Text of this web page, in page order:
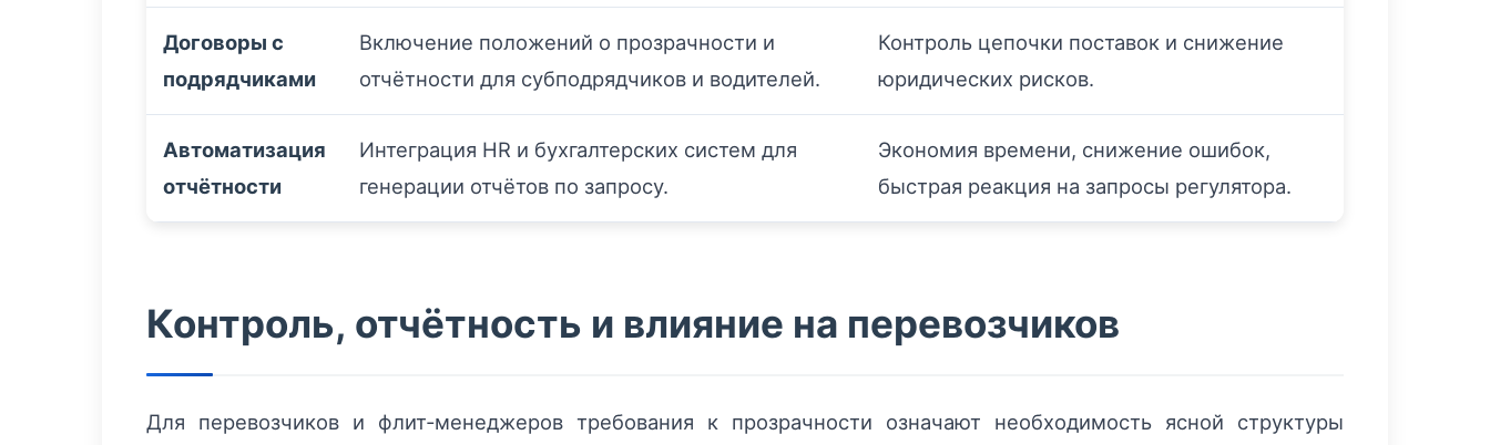
Договоры с
подрядчиками
Включение положений о прозрачности и
отчётности для субподрядчиков и водителей.
Контроль цепочки поставок и снижение
юридических рисков.
Автоматизация
отчётности
Интеграция HR и бухгалтерских систем для
генерации отчётов по запросу.
Экономия времени, снижение ошибок,
быстрая реакция на запросы регулятора.
Контроль, отчётность и влияние на перевозчиков
Для перевозчиков и флит‑менеджеров требования к прозрачности означают необходимость ясной структуры